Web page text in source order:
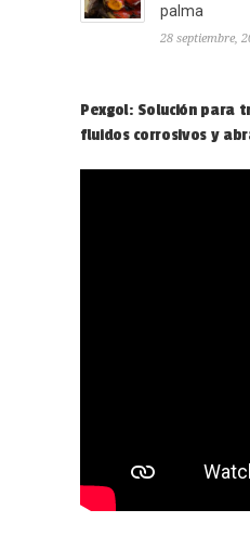
palma
28 septiembre,
Pexgol: Solución para
fluidos corrosivos y